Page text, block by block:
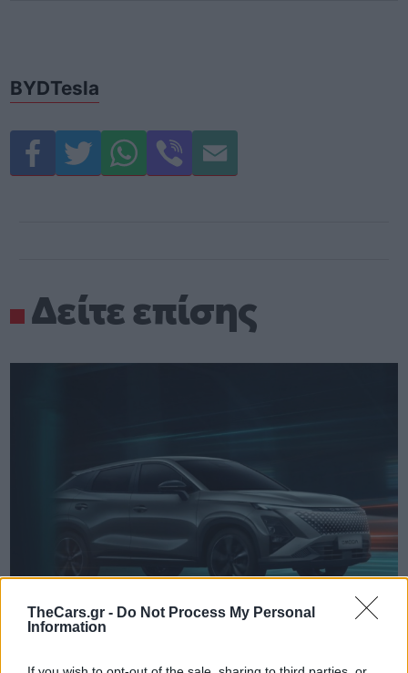
TheCars.gr - Do Not Process My Personal
Information
BYDTesla
Δείτε επίσης